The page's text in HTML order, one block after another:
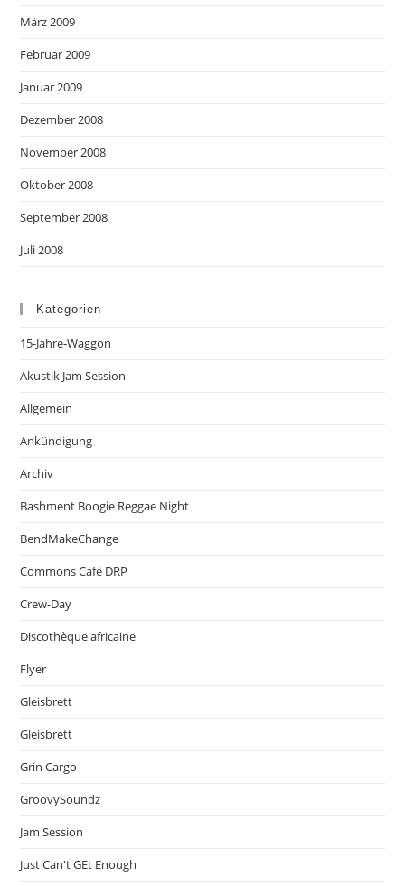
März 2009
Februar 2009
Januar 2009
Dezember 2008
November 2008
Oktober 2008
September 2008
Juli 2008
Kategorien
15-Jahre-Waggon
Akustik Jam Session
Allgemein
Ankündigung
Archiv
Bashment Boogie Reggae Night
BendMakeChange
Commons Café DRP
Crew-Day
Discothèque africaine
Flyer
Gleisbrett
Gleisbrett
Grin Cargo
GroovySoundz
Jam Session
Just Can't GEt Enough